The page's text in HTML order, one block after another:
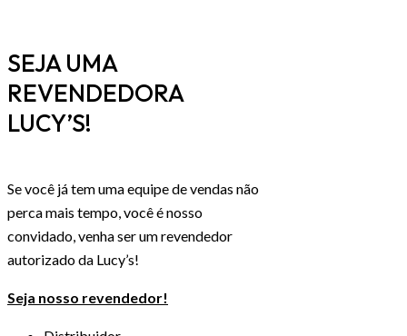
SEJA UMA
REVENDEDORA
LUCY’S!
Se você já tem uma equipe de vendas não
perca mais tempo, você é nosso
convidado, venha ser um revendedor
autorizado da Lucy’s!
Seja nosso revendedor!